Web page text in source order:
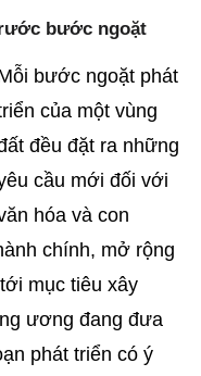
bước ngoặt
bước ngoặt phát
của một vùng
đều đặt ra những
cầu mới đối với
hóa và con
chính, mở rộng
mục tiêu xây
ương đang đưa
phát triển có ý